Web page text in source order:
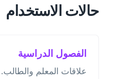
حالات الاستخدام
الفصول الدراسية
علاقات المعلم والطالب.